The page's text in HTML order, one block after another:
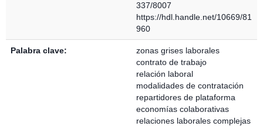
337/8007
https://hdl.handle.net/10669/81
960
Palabra clave:
zonas grises laborales
contrato de trabajo
relación laboral
modalidades de contratación
repartidores de plataforma
economías colaborativas
relaciones laborales complejas